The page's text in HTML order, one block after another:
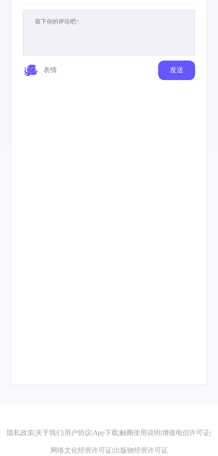
表情 发送
隐私政策 关于我们 用户协议 App下载 触圈使用说明 增值电信许可证
网络文化经营许可证 出版物经营许可证